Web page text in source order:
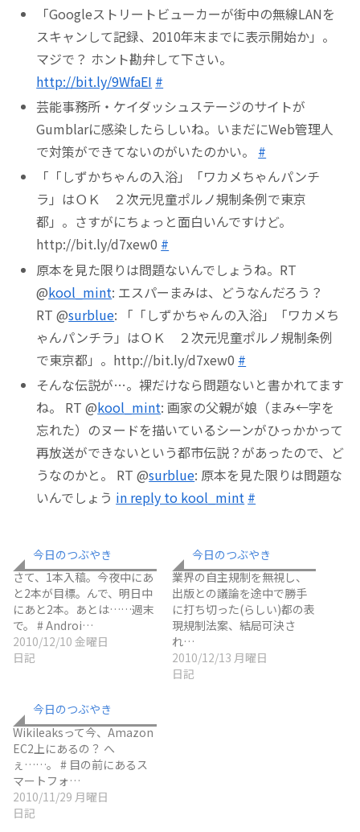
「Googleストリートビューカーが街中の無線LANを
スキャンして記録、2010年末までに表示開始か」。
マジで？ ホント勘弁して下さい。
http://bit.ly/9WfaEI #
芸能事務所・ケイダッシュステージのサイトが
Gumblarに感染したらしいね。いまだにWeb管理人
で対策ができてないのがいたのかい。 #
「「しずかちゃんの入浴」「ワカメちゃんパンチ
ラ」はＯＫ ２次元児童ポルノ規制条例で東京
都」。さすがにちょっと面白いんですけど。
http://bit.ly/d7xew0 #
原本を見た限りは問題ないんでしょうね。RT
@kool_mint: エスパーまみは、どうなんだろう？
RT @surblue: 「「しずかちゃんの入浴」「ワカメち
ゃんパンチラ」はＯＫ ２次元児童ポルノ規制条例
で東京都」。http://bit.ly/d7xew0 #
そんな伝説が…。裸だけなら問題ないと書かれてます
ね。 RT @kool_mint: 画家の父親が娘（まみ←字を
忘れた）のヌードを描いているシーンがひっかかって
再放送ができないという都市伝説？があったので、ど
うなのかと。 RT @surblue: 原本を見た限りは問題な
いんでしょう in reply to kool_mint #
今日のつぶやき
さて、1本入稿。今夜中にあ
と2本が目標。んで、明日中
にあと2本。あとは……週末
で。 # Androi…
2010/12/10 金曜日
日記
今日のつぶやき
業界の自主規制を無視し、
出版との議論を途中で勝手
に打ち切った(らしい)都の表
現規制法案、結局可決さ
れ…
2010/12/13 月曜日
日記
今日のつぶやき
Wikileaksって今、Amazon
EC2上にあるの？ へ
ぇ……。 # 目の前にあるス
マートフォ…
2010/11/29 月曜日
日記